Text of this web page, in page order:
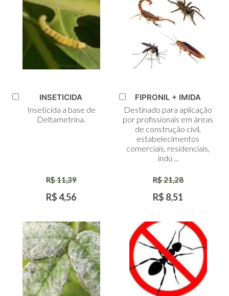
Carrinho
INSETICIDA
Inseticida a base de
Deltametrina.
R$ 11,39
R$ 4,56
ao
Carrinho
FIPRONIL + IMIDA
Destinado para aplicação
por profissionais em áreas
de construção civil,
estabelecimentos
comerciais, residenciais,
indú ...
R$ 21,28
R$ 8,51